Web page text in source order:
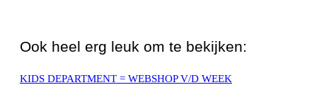
Ook heel erg leuk om te bekijken:
KIDS DEPARTMENT = WEBSHOP V/D WEEK